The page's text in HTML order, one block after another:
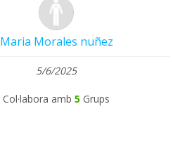
Maria Morales nuñez
5/6/2025
Col·labora amb 5 Grups